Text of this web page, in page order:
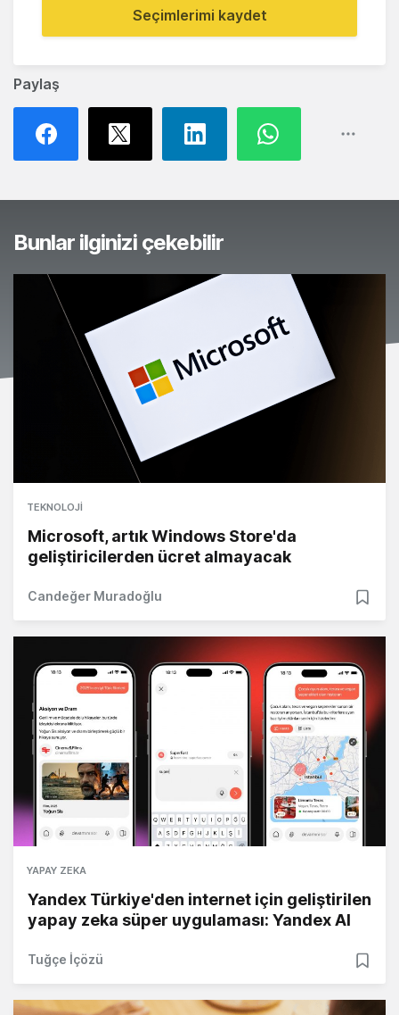
Paylaş
Seçimlerimi kaydet
Bunlar ilginizi çekebilir
TEKNOLOJI
Microsoft, artık Windows Store'da
geliştiricilerden ücret almayacak
Candeğer Muradoğlu
YAPAY ZEKA
Yandex Türkiye'den internet için geliştirilen
yapay zeka süper uygulaması: Yandex AI
Tuğçe İçözü